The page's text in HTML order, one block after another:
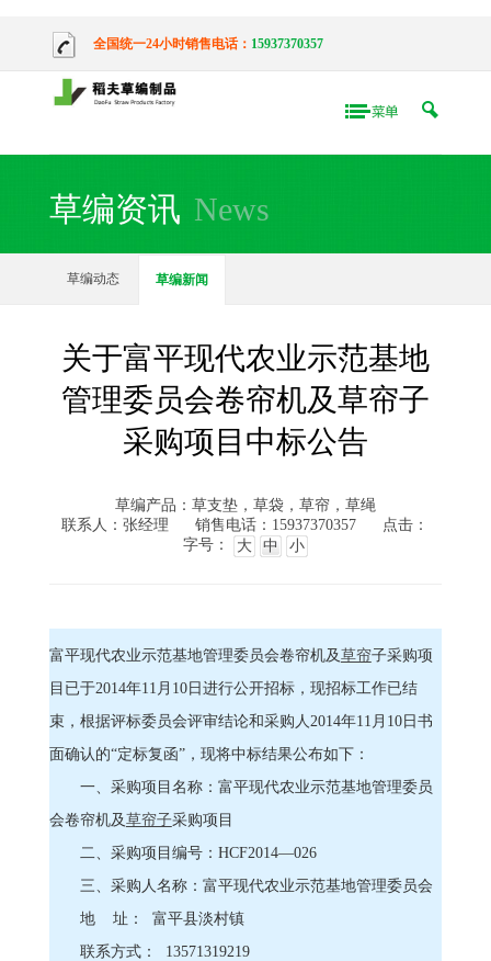
全国统一24小时销售电话： 15937370357
草编资讯 News
草编动态 草编新闻
关于富平现代农业示范基地
管理委员会卷帘机及草帘子
采购项目中标公告
草编产品：草支垫，草袋，草帘，草绳
联系人：张经理
销售电话：15937370357
点击：
字号：
大 中 小
富平现代农业示范基地管理委员会卷帘机及草帘子采购项
目已于2014年11月10日进行公开招标，现招标工作已结
束，根据评标委员会评审结论和采购人2014年11月10日书
面确认的“定标复函”，现将中标结果公布如下：
一、采购项目名称：富平现代农业示范基地管理委员
会卷帘机及草帘子采购项目
二、采购项目编号：HCF2014―026
三、采购人名称：富平现代农业示范基地管理委员会
地 址： 富平县淡村镇
联系方式： 13571319219